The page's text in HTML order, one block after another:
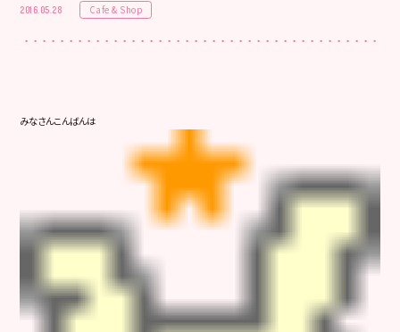
2016.05.28 Cafe & Shop
みなさんこんばんは